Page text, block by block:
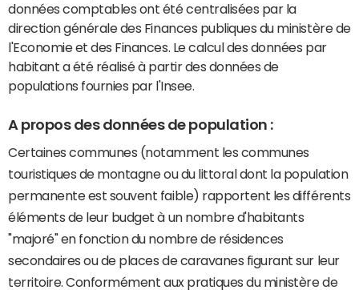
données comptables ont été centralisées par la
direction générale des Finances publiques du ministère de
l'Economie et des Finances. Le calcul des données par
habitant a été réalisé à partir des données de
populations fournies par l'Insee.
A propos des données de population :
Certaines communes (notamment les communes
touristiques de montagne ou du littoral dont la population
permanente est souvent faible) rapportent les différents
éléments de leur budget à un nombre d'habitants
"majoré" en fonction du nombre de résidences
secondaires ou de places de caravanes figurant sur leur
territoire. Conformément aux pratiques du ministère de